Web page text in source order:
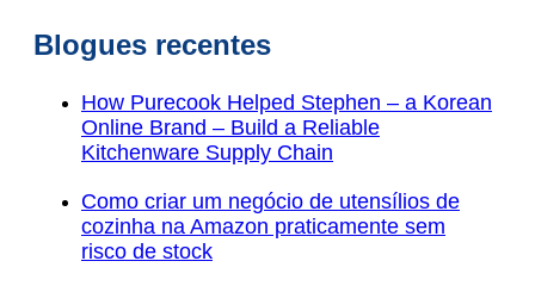
Blogues recentes
How Purecook Helped Stephen – a Korean
Online Brand – Build a Reliable
Kitchenware Supply Chain
Como criar um negócio de utensílios de
cozinha na Amazon praticamente sem
risco de stock